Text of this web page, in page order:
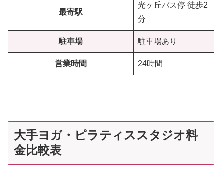
最寄駅
光ヶ丘バス停 徒歩2
分
駐車場 駐車場あり
営業時間 24時間
大手ヨガ・ピラティススタジオ料
金比較表